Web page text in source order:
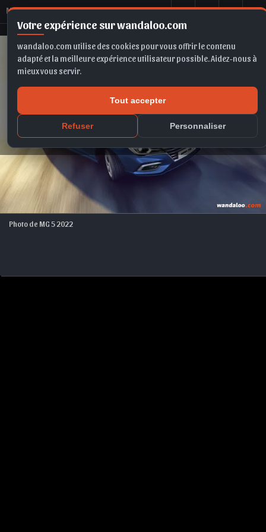
Votre expérience sur wandaloo.com
wandaloo.com utilise des cookies pour vous offrir le contenu
adapté et la meilleure expérience utilisateur possible. Aidez-nous à
mieux vous servir.
Tout accepter
Refuser Personnaliser
MG 5 2022
Photo de MG 5 2022